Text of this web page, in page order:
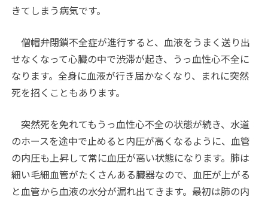
きてしまう病気です。
僧帽弁閉鎖不全症が進行すると、血液をうまく送り出
せなくなって心臓の中で渋滞が起き、うっ血性心不全に
なります。全身に血液が行き届かなくなり、まれに突然
死を招くこともあります。
突然死を免れてもうっ血性心不全の状態が続き、水道
のホースを途中で止めると内圧が高くなるように、血管
の内圧も上昇して常に血圧が高い状態になります。肺は
細い毛細血管がたくさんある臓器なので、血圧が上がる
と血管から血液の水分が漏れ出てきます。最初は肺の内